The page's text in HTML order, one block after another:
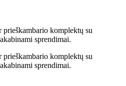
komplektų su
sprendimai.
komplektų su
sprendimai.